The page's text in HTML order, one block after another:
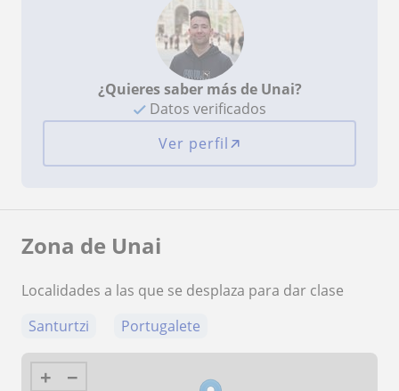
¿Quieres saber más de Unai?
Datos verificados
Ver perfil
Zona de Unai
Localidades a las que se desplaza para dar clase
Santurtzi
Portugalete
+ −